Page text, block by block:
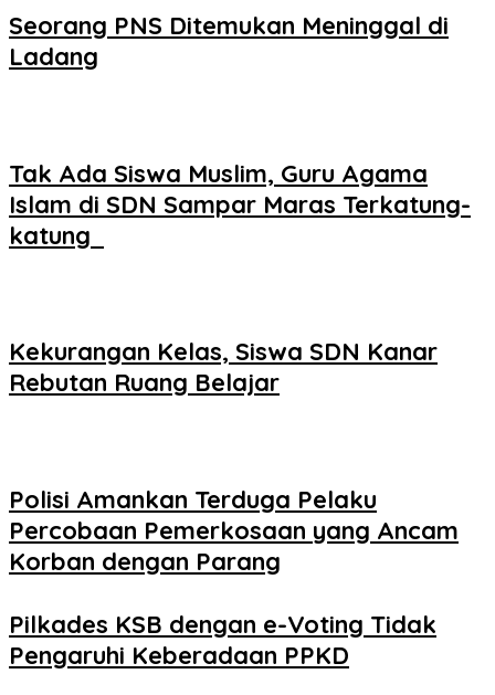
Seorang PNS Ditemukan Meninggal di
Ladang
Tak Ada Siswa Muslim, Guru Agama
Islam di SDN Sampar Maras Terkatung-
katung ‎
Kekurangan Kelas, Siswa SDN Kanar
Rebutan Ruang Belajar
Polisi Amankan Terduga Pelaku
Percobaan Pemerkosaan yang Ancam
Korban dengan Parang
Pilkades KSB dengan e-Voting Tidak
Pengaruhi Keberadaan PPKD